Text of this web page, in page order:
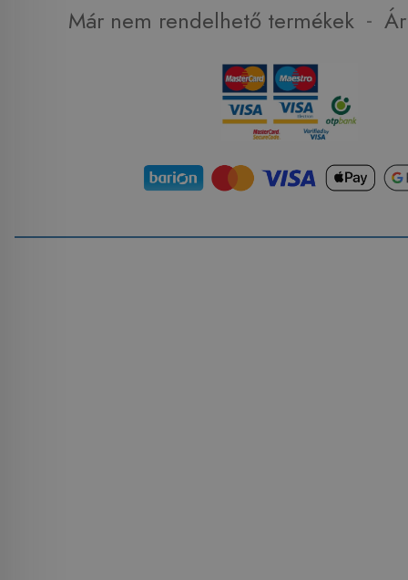
Már nem rendelhető termékek -